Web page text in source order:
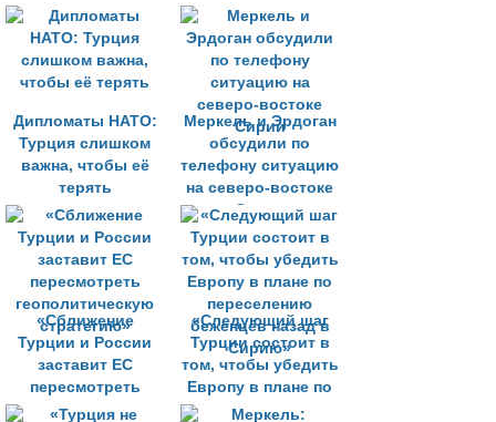
Дипломаты НАТО:
Турция слишком
важна, чтобы её
терять
Меркель и Эрдоган
обсудили по
телефону ситуацию
на северо-востоке
Сирии
«Сближение
Турции и России
заставит ЕС
пересмотреть
геополитическую
«Следующий шаг
Турции состоит в
том, чтобы убедить
Европу в плане по
переселению